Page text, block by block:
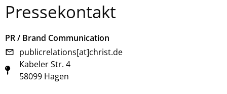
Pressekontakt
PR / Brand Communication
publicrelations[at]christ.de
Kabeler Str. 4
58099 Hagen